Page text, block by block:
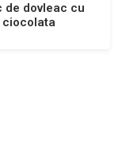
de dovleac cu
ciocolata